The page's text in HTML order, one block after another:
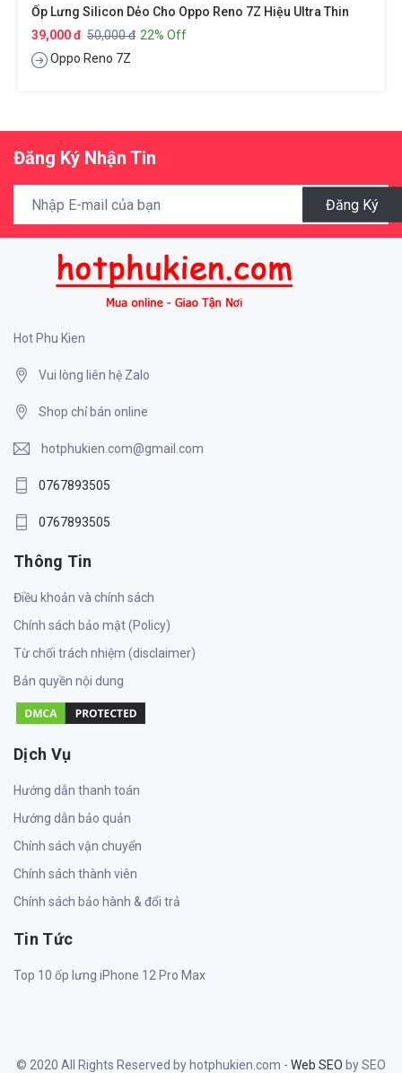
Ốp Lưng Silicon Dẻo Cho Oppo Reno 7Z Hiệu Ultra Thin
39,000 đ 50,000 đ 22% Off
Oppo Reno 7Z
Đăng Ký Nhận Tin
Đăng Ký
Hot Phu Kien
Vui lòng liên hệ Zalo
Shop chỉ bán online
hotphukien.com@gmail.com
0767893505
0767893505
Thông Tin
Điều khoản và chính sách
Chính sách bảo mật (Policy)
Từ chối trách nhiệm (disclaimer)
Bản quyền nội dung
Dịch Vụ
Hướng dẫn thanh toán
Hướng dẫn bảo quản
Chính sách vận chuyển
Chính sách thành viên
Chính sách bảo hành & đổi trả
Tin Tức
Top 10 ốp lưng iPhone 12 Pro Max
© 2020 All Rights Reserved by hotphukien.com - Web SEO by SEO